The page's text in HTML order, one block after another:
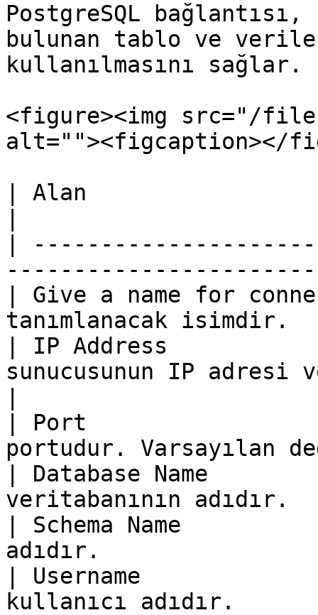
PostgreSQL
bulunan tablo ve
kullanılmasını sağlar.
<figure><img src="/files/
alt=""><figcaption></
| Alan
|
| Give a name for
tanımlanacak
| IP Address
sunucusunun IP
| Port
portudur. Varsayılan
| Database Name
veritabanının
| Schema Name
adıdır.
| Username
kullanıcı adıdır.